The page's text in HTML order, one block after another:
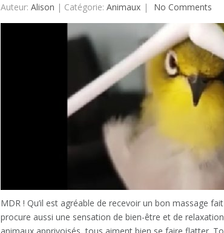
Auteur: Alison | Catégorie: Animaux No Comments
MDR ! Qu’il est agréable de recevoir un bon massage
procure aussi une sensation de bien-être et de